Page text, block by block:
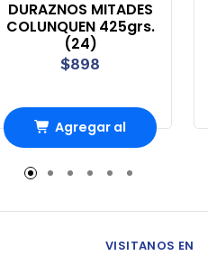
DURAZNOS MITADES
COLUNQUEN 425grs.
(24)
$898
Agregar al
Carro
VISITANOS EN